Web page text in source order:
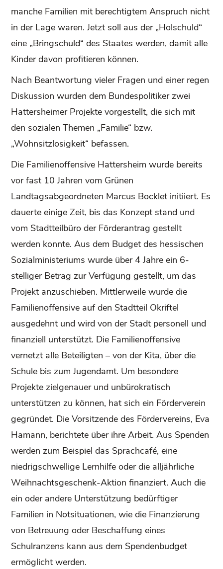
manche Familien mit berechtigtem Anspruch nicht
in der Lage waren. Jetzt soll aus der „Holschuld“
eine „Bringschuld“ des Staates werden, damit alle
Kinder davon profitieren können.
Nach Beantwortung vieler Fragen und einer regen
Diskussion wurden dem Bundespolitiker zwei
Hattersheimer Projekte vorgestellt, die sich mit
den sozialen Themen „Familie“ bzw.
„Wohnsitzlosigkeit“ befassen.
Die Familienoffensive Hattersheim wurde bereits
vor fast 10 Jahren vom Grünen
Landtagsabgeordneten Marcus Bocklet initiiert. Es
dauerte einige Zeit, bis das Konzept stand und
vom Stadtteilbüro der Förderantrag gestellt
werden konnte. Aus dem Budget des hessischen
Sozialministeriums wurde über 4 Jahre ein 6-
stelliger Betrag zur Verfügung gestellt, um das
Projekt anzuschieben. Mittlerweile wurde die
Familienoffensive auf den Stadtteil Okriftel
ausgedehnt und wird von der Stadt personell und
finanziell unterstützt. Die Familienoffensive
vernetzt alle Beteiligten – von der Kita, über die
Schule bis zum Jugendamt. Um besondere
Projekte zielgenauer und unbürokratisch
unterstützen zu können, hat sich ein Förderverein
gegründet. Die Vorsitzende des Fördervereins, Eva
Hamann, berichtete über ihre Arbeit. Aus Spenden
werden zum Beispiel das Sprachcafé, eine
niedrigschwellige Lernhilfe oder die alljährliche
Weihnachtsgeschenk-Aktion finanziert. Auch die
ein oder andere Unterstützung bedürftiger
Familien in Notsituationen, wie die Finanzierung
von Betreuung oder Beschaffung eines
Schulranzens kann aus dem Spendenbudget
ermöglicht werden.